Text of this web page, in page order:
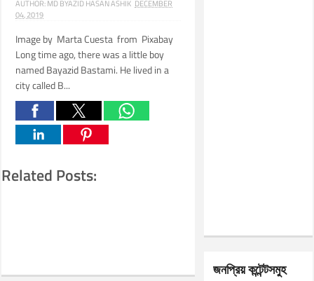
AUTHOR:MD BYAZID HASAN ASHIK DECEMBER
04, 2019
Image by Marta Cuesta from Pixabay
Long time ago, there was a little boy
named Bayazid Bastami. He lived in a
city called B...
Related Posts:
জনপ্রিয় কন্টেন্টসমুহ